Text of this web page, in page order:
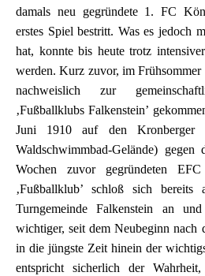
damals neu gegründete 1. FC
erstes Spiel bestritt. Was es jedoch
hat, konnte bis heute trotz
werden. Kurz zuvor, im
nachweislich zur
‚Fußballklubs Falkenstein’
Juni 1910 auf den Kronberger
Waldschwimmbad-Gelände)
Wochen zuvor gegründeten
‚Fußballklub’ schloß sich
Turngemeinde Falkenstein an
wichtiger, seit dem Neubeginn nach
in die jüngste Zeit hinein der
entspricht sicherlich der